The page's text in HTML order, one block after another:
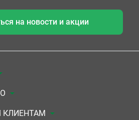
на новости и акции
договора
КЛИЕНТАМ